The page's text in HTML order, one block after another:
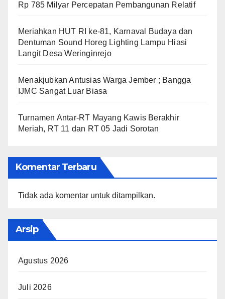
Rp 785 Milyar Percepatan Pembangunan Relatif
Meriahkan HUT RI ke-81, Karnaval Budaya dan
Dentuman Sound Horeg Lighting Lampu Hiasi
Langit Desa Weringinrejo
Menakjubkan Antusias Warga Jember ; Bangga
IJMC Sangat Luar Biasa
Turnamen Antar-RT Mayang Kawis Berakhir
Meriah, RT 11 dan RT 05 Jadi Sorotan
Komentar Terbaru
Tidak ada komentar untuk ditampilkan.
Arsip
Agustus 2026
Juli 2026